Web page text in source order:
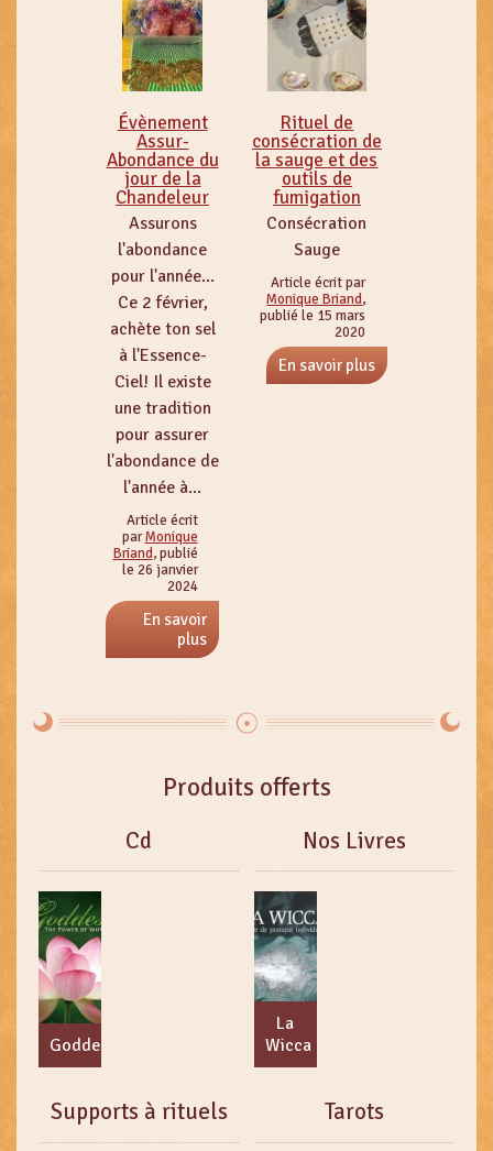
Évènement
Assur-
Abondance du
jour de la
Chandeleur
Assurons
l'abondance
pour l'année...
Ce 2 février,
achète ton sel
à l'Essence-
Ciel! Il existe
une tradition
pour assurer
l'abondance de
l'année à...
Article écrit
parMonique
Briand, publié
le 26 janvier
2024
En savoir
plus
Rituel de
consécration de
la sauge et des
outils de
fumigation
Consécration
Sauge
Article écrit par
Monique Briand,
publié le 15 mars
2020
En savoir plus
Produits offerts
Cd
Goddess
Nos Livres
La
Wicca
Supports à rituels Tarots